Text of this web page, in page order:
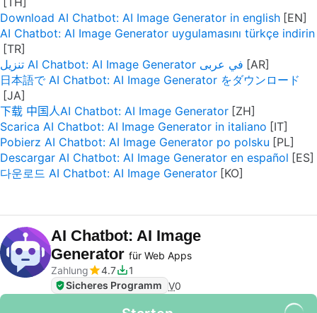
Download AI Chatbot: AI Image Generator in english
AI Chatbot: AI Image Generator uygulamasını türkçe indirin
تنزيل AI Chatbot: AI Image Generator في عربى
日本語で AI Chatbot: AI Image Generator をダウンロード
下载 中国人AI Chatbot: AI Image Generator
Scarica AI Chatbot: AI Image Generator in italiano
Pobierz AI Chatbot: AI Image Generator po polsku
Descargar AI Chatbot: AI Image Generator en español
다운로드 AI Chatbot: AI Image Generator
AI Chatbot: AI Image
Generator für Web Apps
Zahlung
4.7
1
Sicheres Programm V0